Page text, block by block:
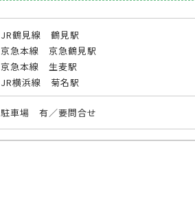
JR鶴見線 鶴見駅
京急本線 京急鶴見駅
京急本線 生麦駅
JR横浜線 菊名駅
駐車場 有／要問合せ